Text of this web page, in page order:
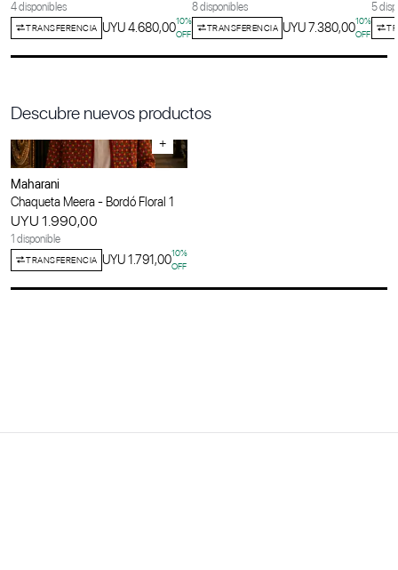
4 disponibles
TRANSFERENCIA UYU 4.680,0010%
OFF
8 disponibles
TRANSFERENCIA UYU 7.380,0010%
OFF
5
Descubre nuevos productos
+
Maharani
Chaqueta Meera - Bordó Floral 1
UYU 1.990,00
1 disponible
TRANSFERENCIA UYU 1.791,0010%
OFF